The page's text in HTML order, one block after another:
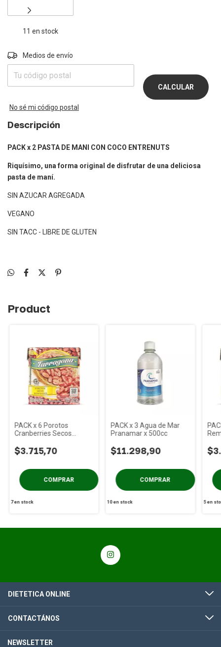
11 en stock
Entregas para el CP:
Medios de envío
CALCULAR
No sé mi código postal
Descripción
PACK x 2 PASTA DE MANI CON COCO ENTRENUTS
Riquísimo, una forma original de disfrutar de una deliciosa
pasta de maní.
SIN AZUCAR AGREGADA
VEGANO
SIN TACC - LIBRE DE GLUTEN
Product
PACK x 6 Porotos
Cranberries Secos
Tetra x 340 gs
$3.715,70
7en stock
PACK x 3 Agua de Mar
Pranamar x 500cc
$11.298,90
10en stock 5en
DIETETICA ONLINE
CONTACTÁNOS
NEWSLETTER